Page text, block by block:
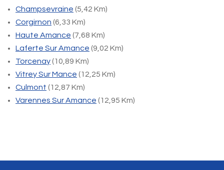
Champsevraine (5,42 Km)
Corgirnon (6,33 Km)
Haute Amance (7,68 Km)
Laferte Sur Amance (9,02 Km)
Torcenay(10,89 Km)
Vitrey Sur Mance (12,25 Km)
Culmont (12,87 Km)
Varennes Sur Amance (12,95 Km)